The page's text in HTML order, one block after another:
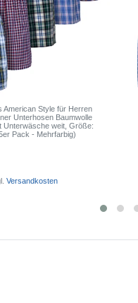
American Style für Herren
Unterhosen Baumwolle
Unterwäsche weit , Größe:
Pack - Mehrfarbig)
Versandkosten